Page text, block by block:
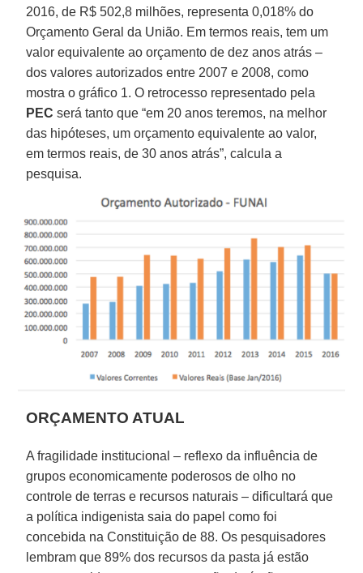
2016, de R$ 502,8 milhões, representa 0,018% do
Orçamento Geral da União. Em termos reais, tem um
valor equivalente ao orçamento de dez anos atrás –
dos valores autorizados entre 2007 e 2008, como
mostra o gráfico 1. O retrocesso representado pela
PEC será tanto que “em 20 anos teremos, na melhor
das hipóteses, um orçamento equivalente ao valor,
em termos reais, de 30 anos atrás”, calcula a
pesquisa.
ORÇAMENTO ATUAL
A fragilidade institucional – reflexo da influência de
grupos economicamente poderosos de olho no
controle de terras e recursos naturais – dificultará que
a política indigenista saia do papel como foi
concebida na Constituição de 88. Os pesquisadores
lembram que 89% dos recursos da pasta já estão